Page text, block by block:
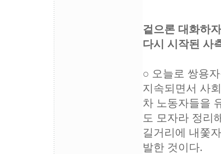
겉으론 대화하
다시 시작된 사
○ 오늘로 쌍용
지속되면서 사
차 노동자들을
도 모자라 정리
길거리에 내쫓
발한 것이다.